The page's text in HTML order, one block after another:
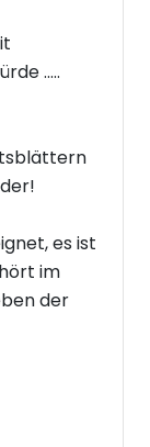
.....
es ist
im
der